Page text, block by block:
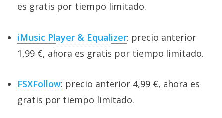
es gratis por tiempo limitado.
iMusic Player & Equalizer: precio anterior
1,99 €, ahora es gratis por tiempo limitado.
FSXFollow: precio anterior 4,99 €, ahora es
gratis por tiempo limitado.